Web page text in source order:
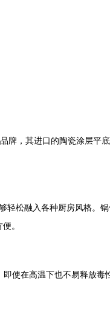
，其进口的陶瓷涂层平
松融入各种厨房风格。
。
使在高温下也不易释放毒